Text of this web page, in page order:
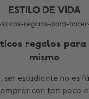
ESTILO DE VIDA
regalos para
mismo
ser estudiante no es
con tan poco